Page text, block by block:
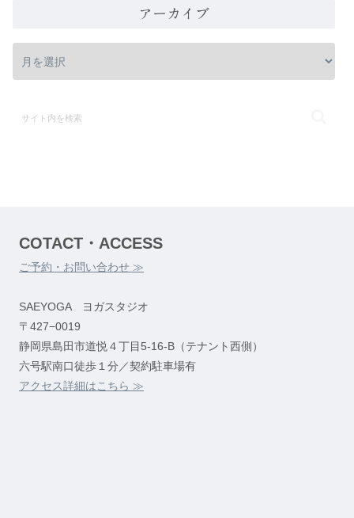
アーカイブ
COTACT・ACCESS
ご予約・お問い合わせ ≫
SAEYOGA ヨガスタジオ
〒427−0019
静岡県島田市道悦４丁目5-16-B（テナント西側）
六号駅南口徒歩１分／契約駐車場有
アクセス詳細はこちら ≫